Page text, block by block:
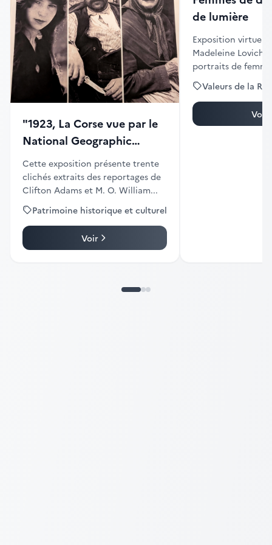
"1923, La Corse vue par le
National Geographic
Magazine"
Cette exposition présente trente
clichés extraits des reportages de
Clifton Adams et M. O. William...
Patrimoine historique et culturel
Voir
de lumière
Exposition
Madeleine Lovichi
portraits de
ou...
Valeurs de la
Voir